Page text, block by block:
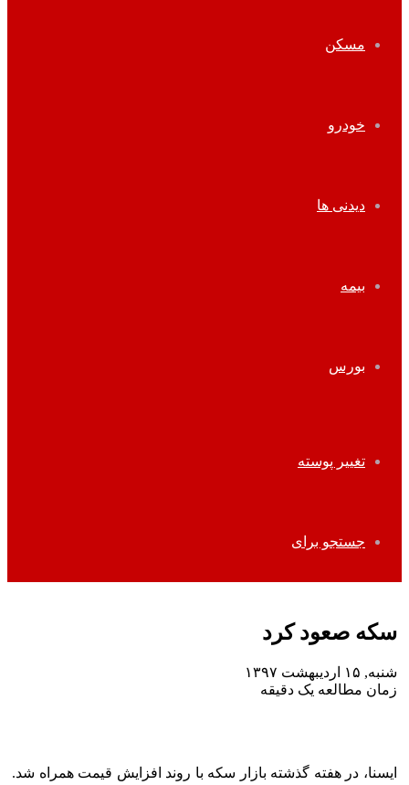
مسکن
خودرو
دیدنی ها
بیمه
بورس
تغییر پوسته
جستجو برای
سکه صعود کرد
شنبه, ۱۵ اردیبهشت ۱۳۹۷
زمان مطالعه یک دقیقه
ایسنا، در هفته گذشته بازار سکه با روند افزایش قیمت همراه شد.